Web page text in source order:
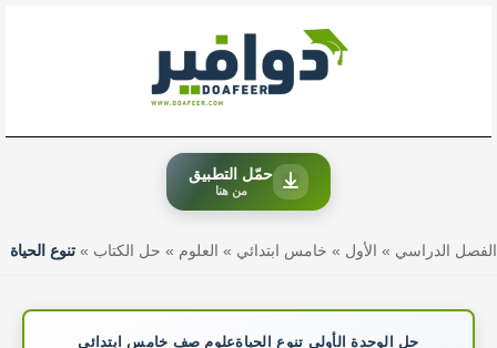
حمّل التطبيق
من هنا
الفصل الدراسي » الأول » خامس ابتدائي » العلوم » حل الكتاب » تنوع الحياة
حل الوحدة الأولى تنوع الحياةعلوم صف خامس ابتدائي